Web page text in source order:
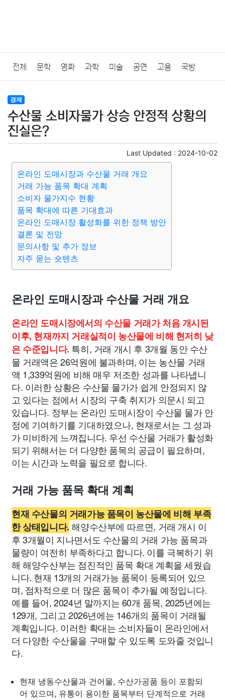
전체 문학 영화 과학 미술 공연 고용 국방
법률
질병 가요 방송 일상 주식 암호화폐 블록체인
미용 증권 인테리어
요리 상품리뷰 원예 금융 게임
대출 자동차 취미 여행
종교 사회 정치
부동산 외국어 교육
경제
수산물 소비자물가 상승 안정적 상황의
진실은?
Last Updated : 2024-10-02
온라인 도매시장과 수산물 거래 개요
거래 가능 품목 확대 계획
소비자 물가지수 현황
품목 확대에 따른 기대효과
온라인 도매시장 활성화를 위한 정책 방안
결론 및 전망
문의사항 및 추가 정보
자주 묻는 숏텐츠
온라인 도매시장과 수산물 거래 개요
온라인 도매시장에서의 수산물 거래가 처음 개시된
이후, 현재까지 거래실적이 농산물에 비해 현저히 낮
은 수준입니다. 특히, 거래 개시 후 3개월 동안 수산
물 거래액은 26억원에 불과하며, 이는 농산물 거래
액 1,339억원에 비해 매우 저조한 성과를 나타냅니
다. 이러한 상황은 수산물 물가가 쉽게 안정되지 않
고 있다는 점에서 시장의 구축 취지가 의문시 되고
있습니다. 정부는 온라인 도매시장이 수산물 물가 안
정에 기여하기를 기대하였으나, 현재로서는 그 성과
가 미비하게 느껴집니다. 우선 수산물 거래가 활성화
되기 위해서는 더 다양한 품목의 공급이 필요하며,
이는 시간과 노력을 필요로 합니다.
거래 가능 품목 확대 계획
현재 수산물의 거래가능 품목이 농산물에 비해 부족
한 상태입니다.해양수산부에 따르면, 거래 개시 이
후 3개월이 지나면서도 수산물의 거래 가능 품목과
물량이 여전히 부족하다고 합니다. 이를 극복하기 위
해 해양수산부는 점진적인 품목 확대 계획을 세웠습
니다. 현재 13개의 거래가능 품목이 등록되어 있으
며, 점차적으로 더 많은 품목이 추가될 예정입니다.
예를 들어, 2024년 말까지는 60개 품목, 2025년에는
129개, 그리고 2026년에는 146개의 품목이 거래될
계획입니다. 이러한 확대는 소비자들이 온라인에서
더 다양한 수산물을 구매할 수 있도록 도와줄 것입니
다.
현재 냉동수산물과 건어물, 수산가공품 등이 포함되
어 있으며, 유통이 용이한 품목부터 단계적으로 거래